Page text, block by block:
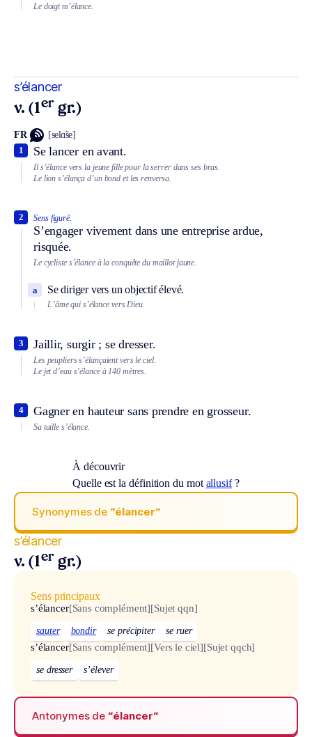
Le doigt m’élance.
s’élancer
v. (1er gr.)
FR [selɑ̃se]
Se lancer en avant.
1
Il s’élance vers la jeune fille pour la serrer dans ses bras.
Le lion s’élança d’un bond et les renversa.
Sens figuré.
S’engager vivement dans une entreprise ardue,
risquée.
2
Le cycliste s’élance à la conquête du maillot jaune.
Se diriger vers un objectif élevé.
a
L’âme qui s’élance vers Dieu.
Jaillir, surgir ; se dresser.
3
Les peupliers s’élançaient vers le ciel.
Le jet d’eau s’élance à 140 mètres.
Gagner en hauteur sans prendre en grosseur.
4
Sa taille s’élance.
À découvrir
Quelle est la définition du mot allusif?
Synonymes de “élancer“
s’élancer
v. (1er gr.)
Sens principaux
s’élancer[Sans complément][Sujet qqn]
sauter bondir se précipiter se ruer
s’élancer[Sans complément][Vers le ciel][Sujet qqch]
se dresser s’élever
Antonymes de “élancer“